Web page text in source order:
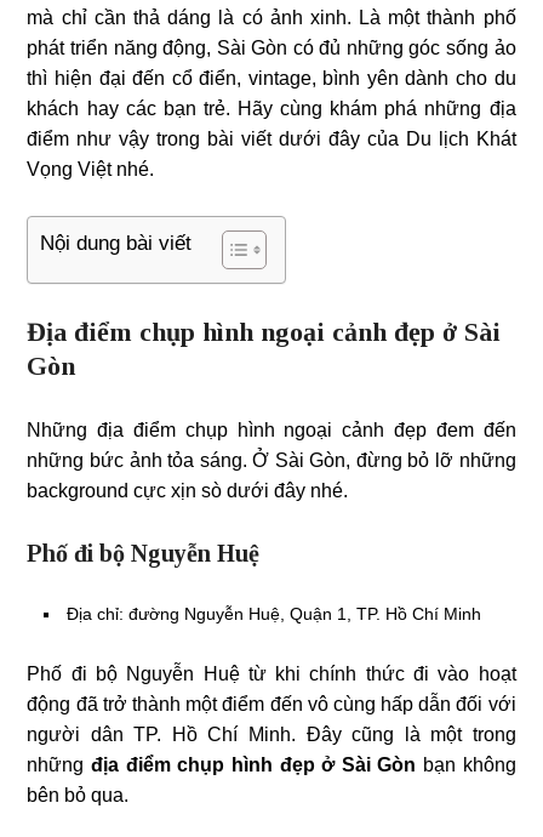
mà chỉ cần thả dáng là có ảnh xinh. Là một thành phố
phát triển năng động, Sài Gòn có đủ những góc sống ảo
thì hiện đại đến cổ điển, vintage, bình yên dành cho du
khách hay các bạn trẻ. Hãy cùng khám phá những địa
điểm như vậy trong bài viết dưới đây của Du lịch Khát
Vọng Việt nhé.
Nội dung bài viết
Địa điểm chụp hình ngoại cảnh đẹp ở Sài
Gòn
Những địa điểm chụp hình ngoại cảnh đẹp đem đến
những bức ảnh tỏa sáng. Ở Sài Gòn, đừng bỏ lỡ những
background cực xịn sò dưới đây nhé.
Phố đi bộ Nguyễn Huệ
Địa chỉ: đường Nguyễn Huệ, Quận 1, TP. Hồ Chí Minh
Phố đi bộ Nguyễn Huệ từ khi chính thức đi vào hoạt
động đã trở thành một điểm đến vô cùng hấp dẫn đối với
người dân TP. Hồ Chí Minh. Đây cũng là một trong
nhữngđịa điểm chụp hình đẹp ở Sài Gòn bạn không
bên bỏ qua.